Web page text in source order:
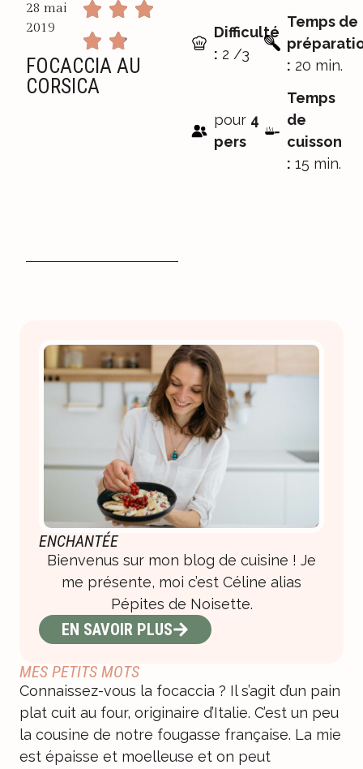
28 mai
2019
FOCACCIA AU
CORSICA
Difficulté
: 2 /3
Temps de
: 20 min.
pour 4
pers
Temps
de
cuisson
: 15 min.
MES PETITS MOTS
Connaissez-vous la focaccia ? Il s’agit d’un pain
plat cuit au four, originaire d’Italie. C’est un peu
la cousine de notre fougasse française. La mie
est épaisse et moelleuse et on peut
ENCHANTÉE
Bienvenus sur mon blog de cuisine ! Je
me présente, moi c’est Céline alias
Pépites de Noisette.
EN SAVOIR PLUS